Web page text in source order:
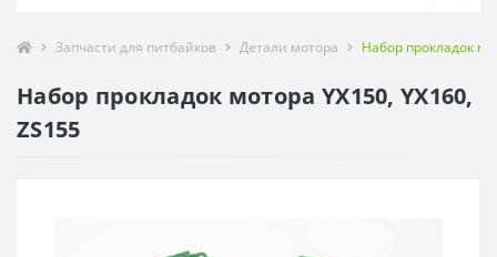
Запчасти для питбайков Детали мотора Набор прокладок
Набор прокладок мотора YX150, YX160,
ZS155